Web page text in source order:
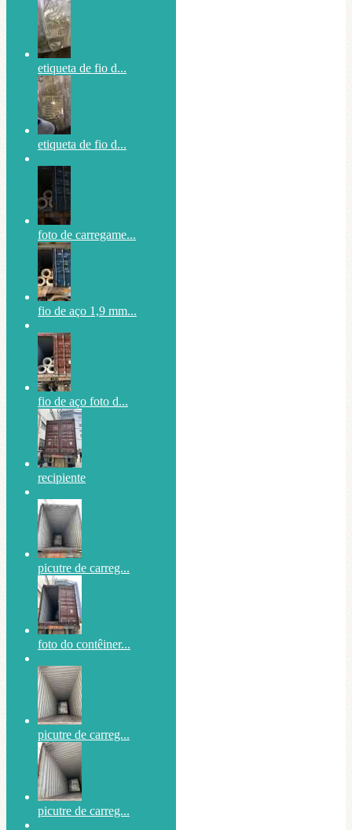
etiqueta de fio d...
etiqueta de fio d...
foto de carregame...
fio de aço 1,9 mm...
fio de aço foto d...
recipiente
picutre de carreg...
foto do contêiner...
picutre de carreg...
picutre de carreg...